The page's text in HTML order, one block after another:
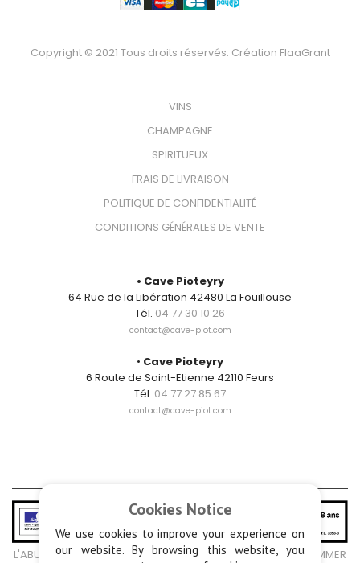
Copyright © 2021 Tous droits réservés. Création FlaaGrant
VINS
CHAMPAGNE
SPIRITUEUX
FRAIS DE LIVRAISON
POLITIQUE DE CONFIDENTIALITÉ
CONDITIONS GÉNÉRALES DE VENTE
• Cave Pioteyry
64 Rue de la Libération 42480 La Fouillouse
Tél. 04 77 30 10 26
contact@cave-piot.com
• Cave Pioteyry
6 Route de Saint-Etienne 42110 Feurs
Tél. 04 77 27 85 67
contact@cave-piot.com
L'ABUS D'ALCOOL EST DANGEREUX POUR LA SANTÉ, À CONSOMMER
Cookies Notice
We use cookies to improve your experience on
our website. By browsing this website, you